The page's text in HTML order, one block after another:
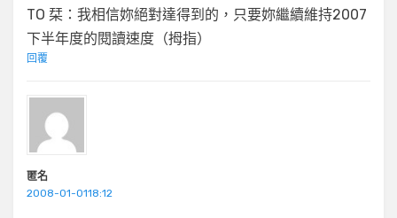
TO 栞：我相信妳絕對達得到的，只要妳繼續維持2007
下半年度的閱讀速度（拇指）
回覆
匿名
2008-01-0118:12